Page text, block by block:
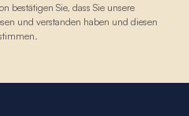
bestätigen Sie, dass Sie unsere
und verstanden haben und diesen